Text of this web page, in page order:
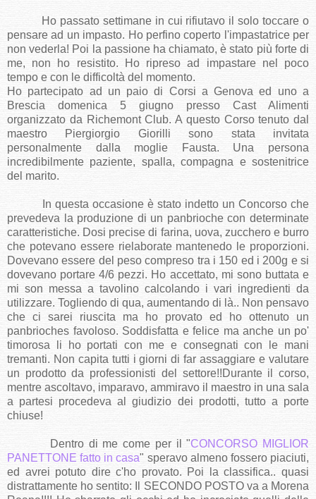
Ho passato settimane in cui rifiutavo il solo toccare o
pensare ad un impasto. Ho perfino coperto l'impastatrice per
non vederla! Poi la passione ha chiamato, è stato più forte di
me, non ho resistito. Ho ripreso ad impastare nel poco
tempo e con le difficoltà del momento.
Ho partecipato ad un paio di Corsi a Genova ed uno a
Brescia domenica 5 giugno presso Cast Alimenti
organizzato da Richemont Club. A questo Corso tenuto dal
maestro Piergiorgio Giorilli sono stata invitata
personalmente dalla moglie Fausta. Una persona
incredibilmente paziente, spalla, compagna e sostenitrice
del marito.
In questa occasione è stato indetto un Concorso che
prevedeva la produzione di un panbrioche con determinate
caratteristiche. Dosi precise di farina, uova, zucchero e burro
che potevano essere rielaborate mantenedo le proporzioni.
Dovevano essere del peso compreso tra i 150 ed i 200g e si
dovevano portare 4/6 pezzi. Ho accettato, mi sono buttata e
mi son messa a tavolino calcolando i vari ingredienti da
utilizzare. Togliendo di qua, aumentando di là.. Non pensavo
che ci sarei riuscita ma ho provato ed ho ottenuto un
panbrioches favoloso. Soddisfatta e felice ma anche un po'
timorosa li ho portati con me e consegnati con le mani
tremanti. Non capita tutti i giorni di far assaggiare e valutare
un prodotto da professionisti del settore!!Durante il corso,
mentre ascoltavo, imparavo, ammiravo il maestro in una sala
a partesi procedeva al giudizio dei prodotti, tutto a porte
chiuse!
Dentro di me come per il "CONCORSO MIGLIOR
PANETTONE fatto in casa" speravo almeno fossero piaciuti,
ed avrei potuto dire c'ho provato. Poi la classifica.. quasi
distrattamente ho sentito: Il SECONDO POSTO va a Morena